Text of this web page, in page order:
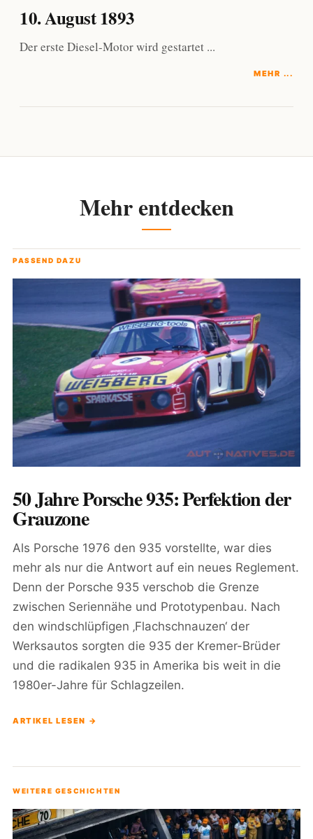
10. August 1893
Der erste Diesel-Motor wird gestartet ...
MEHR ...
Mehr entdecken
PASSEND DAZU
50 Jahre Porsche 935: Perfektion der
Grauzone
Als Porsche 1976 den 935 vorstellte, war dies
mehr als nur die Antwort auf ein neues Reglement.
Denn der Porsche 935 verschob die Grenze
zwischen Seriennähe und Prototypenbau. Nach
den windschlüpfigen ‚Flachschnauzen‘ der
Werksautos sorgten die 935 der Kremer-Brüder
und die radikalen 935 in Amerika bis weit in die
1980er-Jahre für Schlagzeilen.
ARTIKEL LESEN →
WEITERE GESCHICHTEN